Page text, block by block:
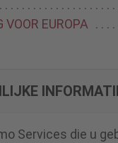
EUROPA
Services die u